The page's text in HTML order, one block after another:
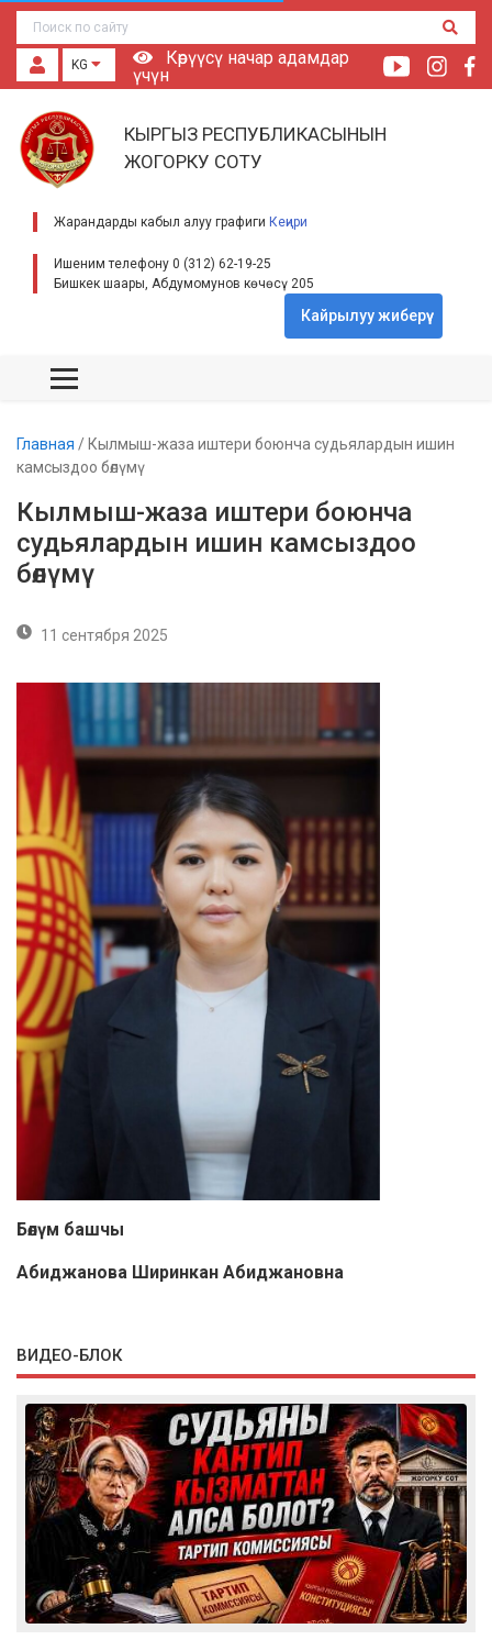
KG
Көрүүсү начар адамдар
үчүн
КЫРГЫЗ РЕСПУБЛИКАСЫНЫН
ЖОГОРКУ СОТУ
Жарандарды кабыл алуу графиги Кеңири
Ишеним телефону 0 (312) 62-19-25
Бишкек шаары, Абдумомунов көчөсү 205
Кайрылуу жиберүү
Главная / Кылмыш-жаза иштери боюнча судьялардын ишин
камсыздоо бөлүмү
Кылмыш-жаза иштери боюнча
судьялардын ишин камсыздоо
бөлүмү
11 сентября 2025
Бөлүм башчы
Абиджанова Ширинкан Абиджановна
ВИДЕО-БЛОК